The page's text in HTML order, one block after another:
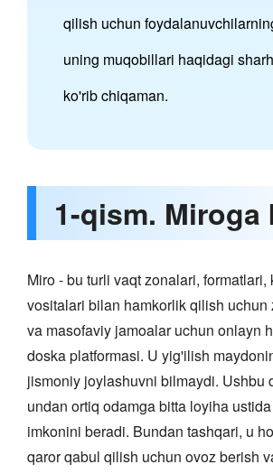
qilish uchun
uning muqobillari haqidagi
ko'rib chiqaman.
1-qism. Miroga
Miro - bu turli vaqt zonalari,
vositalari bilan hamkorlik qilish uchun
va masofaviy jamoalar uchun onlayn
doska platformasi. U yig'ilish
jismoniy joylashuvni bilmaydi. Ushbu
undan ortiq odamga bitta loyiha
imkonini beradi. Bundan tashqari, u
qaror qabul qilish uchun ovoz berish